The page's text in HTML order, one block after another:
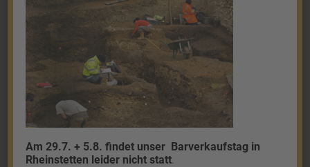
Granalien
Palladium
Platin
Silber
Am 29.7. + 5.8. findet unser Barverkaufstag in
Rheinstetten leider nicht statt